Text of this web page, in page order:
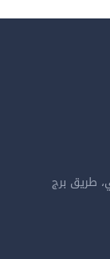
طريق برج